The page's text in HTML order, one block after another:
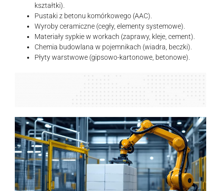
kształtki).
Pustaki z betonu komórkowego (AAC).
Wyroby ceramiczne (cegły, elementy systemowe).
Materiały sypkie w workach (zaprawy, kleje, cement).
Chemia budowlana w pojemnikach (wiadra, beczki).
Płyty warstwowe (gipsowo-kartonowe, betonowe).